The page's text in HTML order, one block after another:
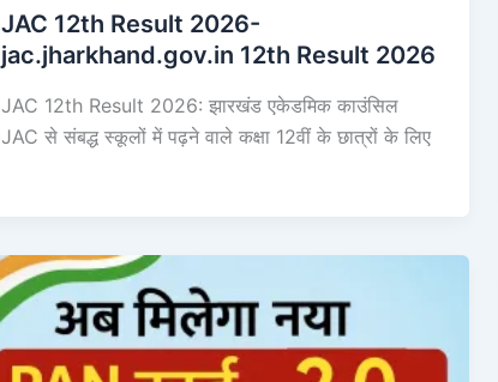
JAC 12th Result 2026-
jac.jharkhand.gov.in 12th Result 2026
JAC 12th Result 2026: झारखंड एकेडमिक काउंसिल
JAC से संबद्ध स्कूलों में पढ़ने वाले कक्षा 12वीं के छात्रों के लिए